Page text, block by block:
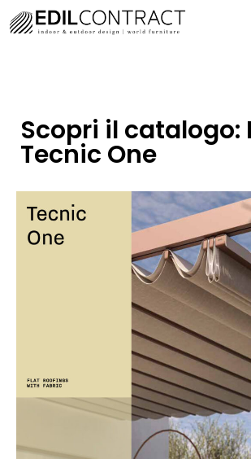
Scopri il catalogo:
Tecnic One